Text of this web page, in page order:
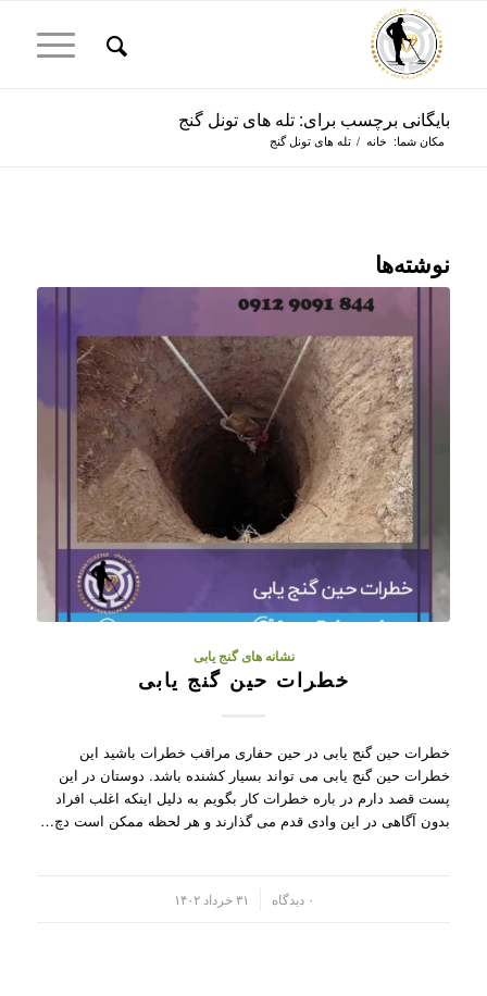
بایگانی برچسب برای: تله های تونل گنج
مکان شما: خانه / تله های تونل گنج
نوشته‌ها
نشانه های گنج یابی
خطرات حین گنج یابی
خطرات حین گنج یابی در حین حفاری مراقب خطرات باشید این
خطرات حین گنج یابی می تواند بسیار کشنده باشد. دوستان در این
پست قصد دارم در باره خطرات کار بگویم به دلیل اینکه اغلب افراد
بدون آگاهی در این وادی قدم می گذارند و هر لحظه ممکن است دچ…
۰ دیدگاه ۳۱ خرداد ۱۴۰۲